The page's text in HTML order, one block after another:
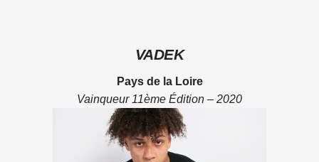
VADEK
Pays de la Loire
Vainqueur 11ème Édition – 2020